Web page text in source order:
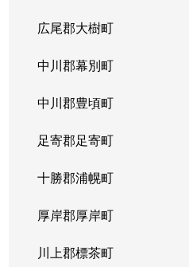
広尾郡大樹町
中川郡幕別町
中川郡豊頃町
足寄郡足寄町
十勝郡浦幌町
厚岸郡厚岸町
川上郡標茶町